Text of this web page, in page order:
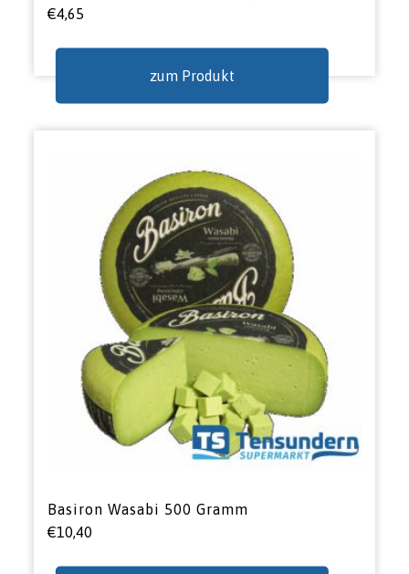
€4,65
zum Produkt
Basiron Wasabi 500 Gramm
€10,40